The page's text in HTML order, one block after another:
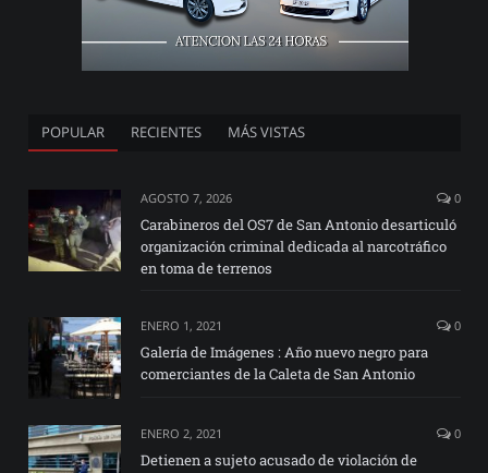
POPULAR RECIENTES MÁS VISTAS
AGOSTO 7, 2026 0
Carabineros del OS7 de San Antonio desarticuló
organización criminal dedicada al narcotráfico
en toma de terrenos
ENERO 1, 2021 0
Galería de Imágenes : Año nuevo negro para
comerciantes de la Caleta de San Antonio
ENERO 2, 2021 0
Detienen a sujeto acusado de violación de